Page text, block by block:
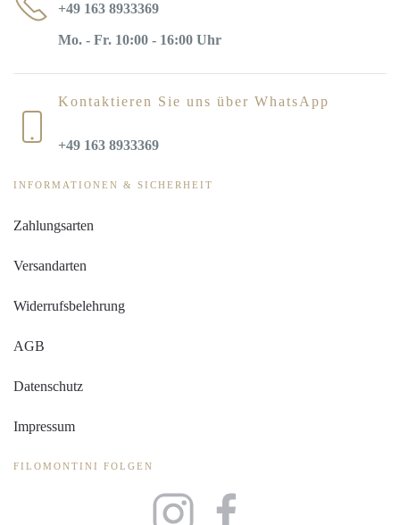
+49 163 8933369
Mo. - Fr. 10:00 - 16:00 Uhr
Kontaktieren Sie uns über WhatsApp
+49 163 8933369
INFORMATIONEN & SICHERHEIT
Zahlungsarten
Versandarten
Widerrufsbelehrung
AGB
Datenschutz
Impressum
FILOMONTINI FOLGEN